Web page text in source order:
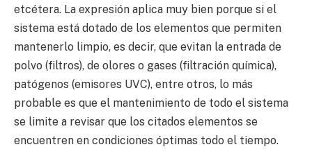
etcétera. La expresión aplica muy bien porque si el
sistema está dotado de los elementos que permiten
mantenerlo limpio, es decir, que evitan la entrada de
polvo (filtros), de olores o gases (filtración química),
patógenos (emisores UVC), entre otros, lo más
probable es que el mantenimiento de todo el sistema
se limite a revisar que los citados elementos se
encuentren en condiciones óptimas todo el tiempo.